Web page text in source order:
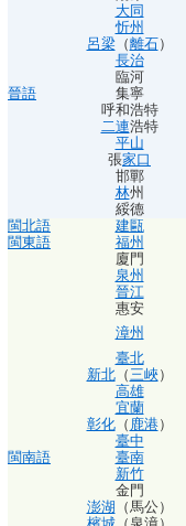
晉語
大同
忻州
呂梁（離石 ）
長治
臨河
集寧
呼和浩特
二連浩特
平山
張家口
邯鄲
林州
綏德
閩北語
建甌
閩東語
福州
閩南語
廈門
泉州
晉江
惠安
漳州
臺北
新北（三峽）
高雄
宜蘭
彰化（ 鹿港）
臺中
臺南
新竹
金門
澎湖 （馬公）